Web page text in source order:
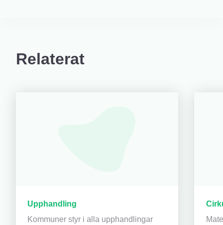
Relaterat
Upphandling
Kommuner styr i alla upphandlingar